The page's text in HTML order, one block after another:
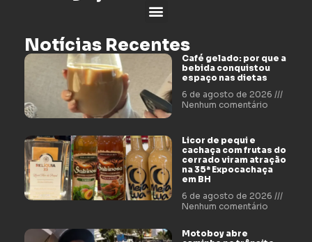
Notícias Recentes
Café gelado: por que a
bebida conquistou
espaço nas dietas
6 de agosto de 2026
Nenhum comentário
Licor de pequi e
cachaça com frutas do
cerrado viram atração
na 35ª Expocachaça
em BH
6 de agosto de 2026
Nenhum comentário
Motoboy abre